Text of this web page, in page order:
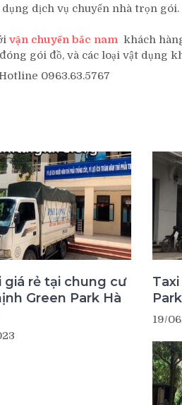
dịch vụ chuyển nhà trọn
vận chuyển bắc nam khách
gói đồ, và các loại vật dụng
0963.63.5767
giá rẻ tại chung cư
Green Park Hà
19/